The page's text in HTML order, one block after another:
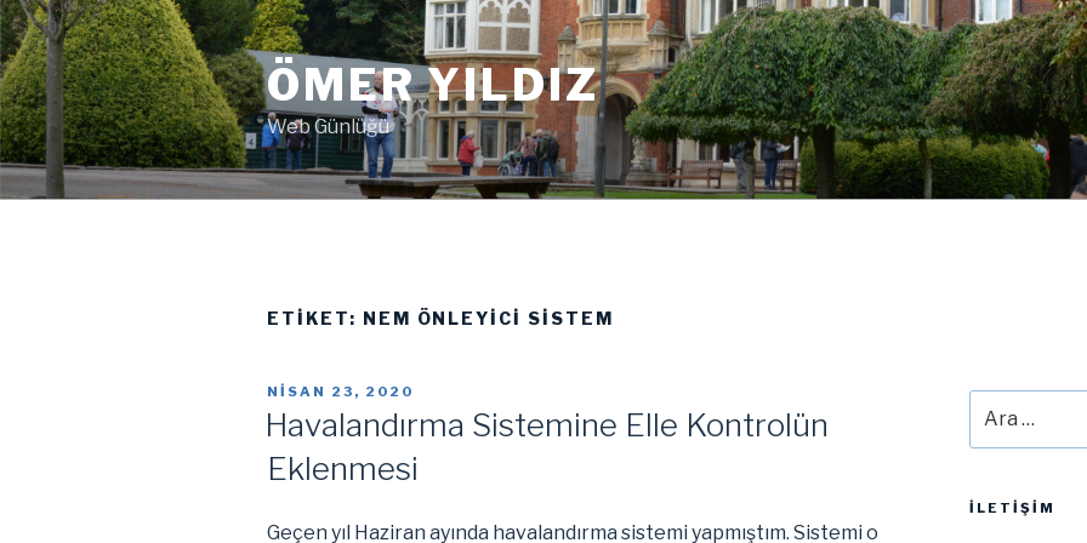
İçeriğe
geç
ÖMER YILDIZ
Web Günlüğü
ETIKET: NEM ÖNLEYICI SISTEM
YAYIM
NISAN 23, 2020
Havalandırma Sistemine Elle Kontrolün
Eklenmesi
Geçen yıl Haziran ayında havalandırma sistemi yapmıştım. Sistemi o
İLETIŞIM